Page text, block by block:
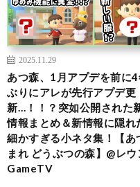
2025.11.29
あつ森、1月アプデを前に
ぶりにアレが先行アプデ更
新…！！？突如公開された
情報まとめ＆新情報に隠れ
細かすぎる小ネタ集！【あ
まれ どうぶつの森】@レウ
GameTV